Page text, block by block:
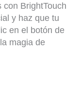
con BrightTouch
y haz que tu
en el botón de
magia de